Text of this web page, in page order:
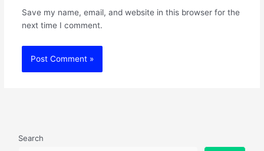
Save my name, email, and website in this browser for the
next time I comment.
Search